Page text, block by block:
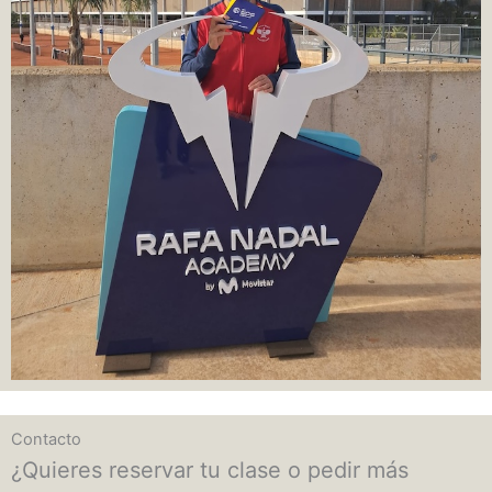
Contacto
¿Quieres reservar tu clase o pedir más